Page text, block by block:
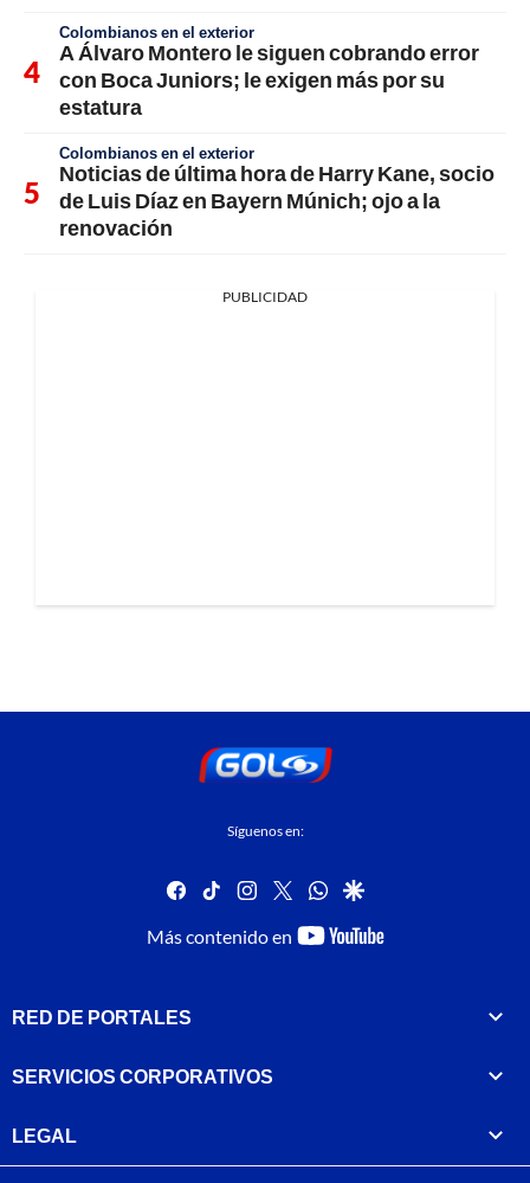
Colombianos en el exterior
A Álvaro Montero le siguen cobrando error
con Boca Juniors; le exigen más por su
estatura
Colombianos en el exterior
Noticias de última hora de Harry Kane, socio
de Luis Díaz en Bayern Múnich; ojo a la
renovación
PUBLICIDAD
Síguenos en:
facebook
tiktok instagram
twitterwhatsapp
google
Más contenido en
youtube-
RED DE PORTALES
SERVICIOS CORPORATIVOS
LEGAL